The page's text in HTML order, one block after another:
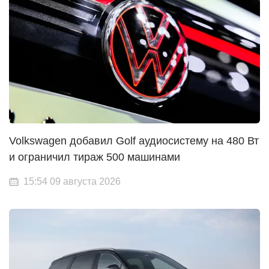
Volkswagen добавил Golf аудиосистему на 480 Вт
и ограничил тираж 500 машинами
15:54 09 августа 2026